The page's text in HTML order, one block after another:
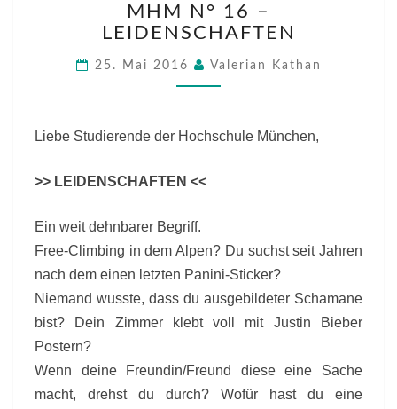
N°
16
LEIDENSCHAFTEN
MHM N° 16 –
LEIDENSCHAFTEN
25. Mai 2016 Valerian Kathan
Liebe Studierende der Hochschule München,
>> LEIDENSCHAFTEN <<
Ein weit dehnbarer Begriff.
Free-Climbing in dem Alpen? Du suchst seit Jahren
nach dem einen letzten Panini-Sticker?
Niemand wusste, dass du ausgebildeter Schamane
bist? Dein Zimmer klebt voll mit Justin Bieber
Postern?
Wenn deine Freundin/Freund diese eine Sache
macht, drehst du durch? Wofür hast du eine